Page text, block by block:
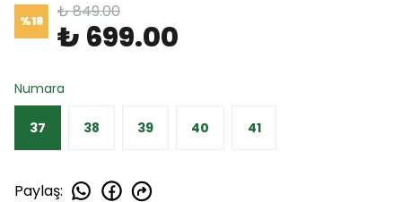
%18 ₺ 849.00
₺ 699.00
Numara
37 38 39 40 41
Paylaş: